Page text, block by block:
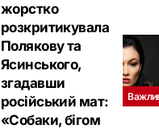
жорстко
розкритикувала
Полякову та
Ясинського,
згадавши
російський мат:
«‎Собаки, бігом